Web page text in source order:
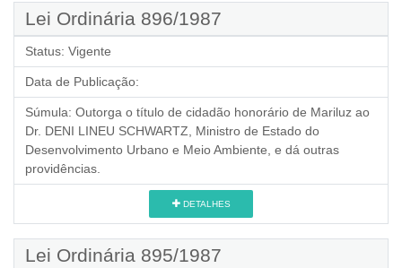
Lei Ordinária 896/1987
Status: Vigente
Data de Publicação:
Súmula: Outorga o título de cidadão honorário de Mariluz ao
Dr. DENI LINEU SCHWARTZ, Ministro de Estado do
Desenvolvimento Urbano e Meio Ambiente, e dá outras
providências.
DETALHES
Lei Ordinária 895/1987